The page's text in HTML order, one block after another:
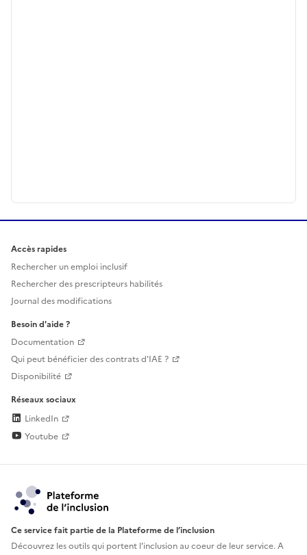
Accès rapides
Rechercher un emploi inclusif
Rechercher des prescripteurs habilités
Journal des modifications
Besoin d'aide ?
Documentation
Qui peut bénéficier des contrats d'IAE ?
Disponibilité
Réseaux sociaux
LinkedIn
Youtube
Ce service fait partie de la Plateforme de l’inclusion
Découvrez les outils qui portent l'inclusion aucoeur de leur service. A